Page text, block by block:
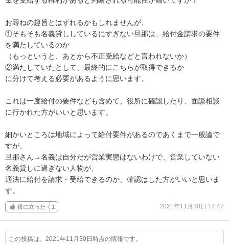
お尋ねの趣旨とはずれるかもしれませんが、
①そもそも名義貸ししているにすぎない旦那は、給付金請求の要件
を満たしているのか
（もっというと、あとから不正受給などと言われないか）
②満たしていたとして、最終的にこちらが取得できるか
に分けて考える必要があるように思います。
これは一度給付の要件なども含めて、役所に確認したり、面談相談
に行かれた方がいいと思います。
細かいところは地域によって給付要件があるのであくまで一般論で
すが、
旦那さん→名義は自分だが営業実態はないわけで、営業していない
名義貸しに過ぎない人物が、
適法に給付を請求・受給できるのか、確認はした方がいいと思いま
す。
役に立った 1 2021年11月30日 14:47
この投稿は、2021年11月30日時点の情報です。